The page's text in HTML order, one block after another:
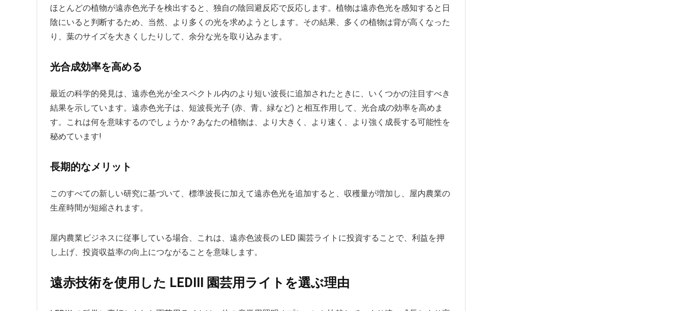
ほとんどの植物が遠赤色光子を検出すると、独自の陰回避反応で​​反応します。植物は遠赤色光を感知すると日
陰にいると判断するため、当然、より多くの光を求めようとします。その結果、多くの植物は背が高くなった
り、葉のサイズを大きくしたりして、余分な光を取り込みます。
光合成効率を高める
最近の科学的発見は、遠赤色光が全スペクトル内のより短い波長に追加されたときに、いくつかの注目すべき
結果を示しています。遠赤色光子は、短波長光子 (赤、青、緑など) と相互作用して、光合成の効率を高めま
す。これは何を意味するのでしょうか？あなたの植物は、より大きく、より速く、より強く成長する可能性を
秘めています!
長期的なメリット
このすべての新しい研究に基づいて、標準波長に加えて遠赤色光を追加すると、収穫量が増加し、屋内農業の
生産時間が短縮されます。
屋内農業ビジネスに従事している場合、これは、遠赤色波長の LED 園芸ライトに投資することで、利益を押
し上げ、投資収益率の向上につながることを意味します。
遠赤技術を使用した LEDIII 園芸用ライトを選ぶ理由